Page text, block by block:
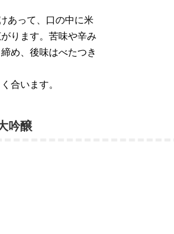
あって、口の中に米
ります。苦味や辛み
め、後味はべたつき
合います。
吟醸